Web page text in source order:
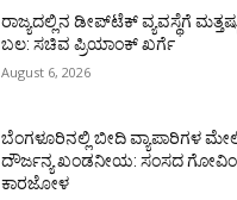
ರಾಜ್ಯದಲ್ಲಿನ ಡೀಪ್‌ಟೆಕ್‌ ವ್ಯವಸ್ಥೆಗೆ
ಬಲ: ಸಚಿವ ಪ್ರಿಯಾಂಕ್ ಖರ್ಗೆ
August 6, 2026
ಬೆಂಗಳೂರಿನಲ್ಲಿ ಬೀದಿ ವ್ಯಾಪಾರಿಗಳ
ದೌರ್ಜನ್ಯ ಖಂಡನೀಯ: ಸಂಸದ
ಕಾರಜೋಳ